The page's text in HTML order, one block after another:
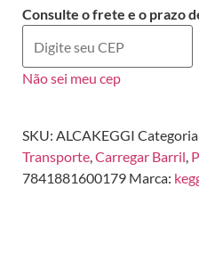
Consulte o frete e o prazo
Não sei meu cep
SKU: ALCAKEGGI
Transporte,Carregar Barril,
7841881600179 Marca: